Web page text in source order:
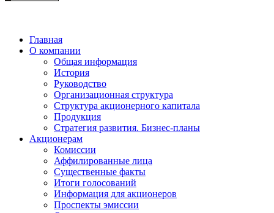
Главная
О компании
Общая информация
История
Руководство
Организационная структура
Структура акционерного капитала
Продукция
Стратегия развития. Бизнес-планы
Акционерам
Комиссии
Аффилированные лица
Существенные факты
Итоги голосований
Информация для акционеров
Проспекты эмиссии